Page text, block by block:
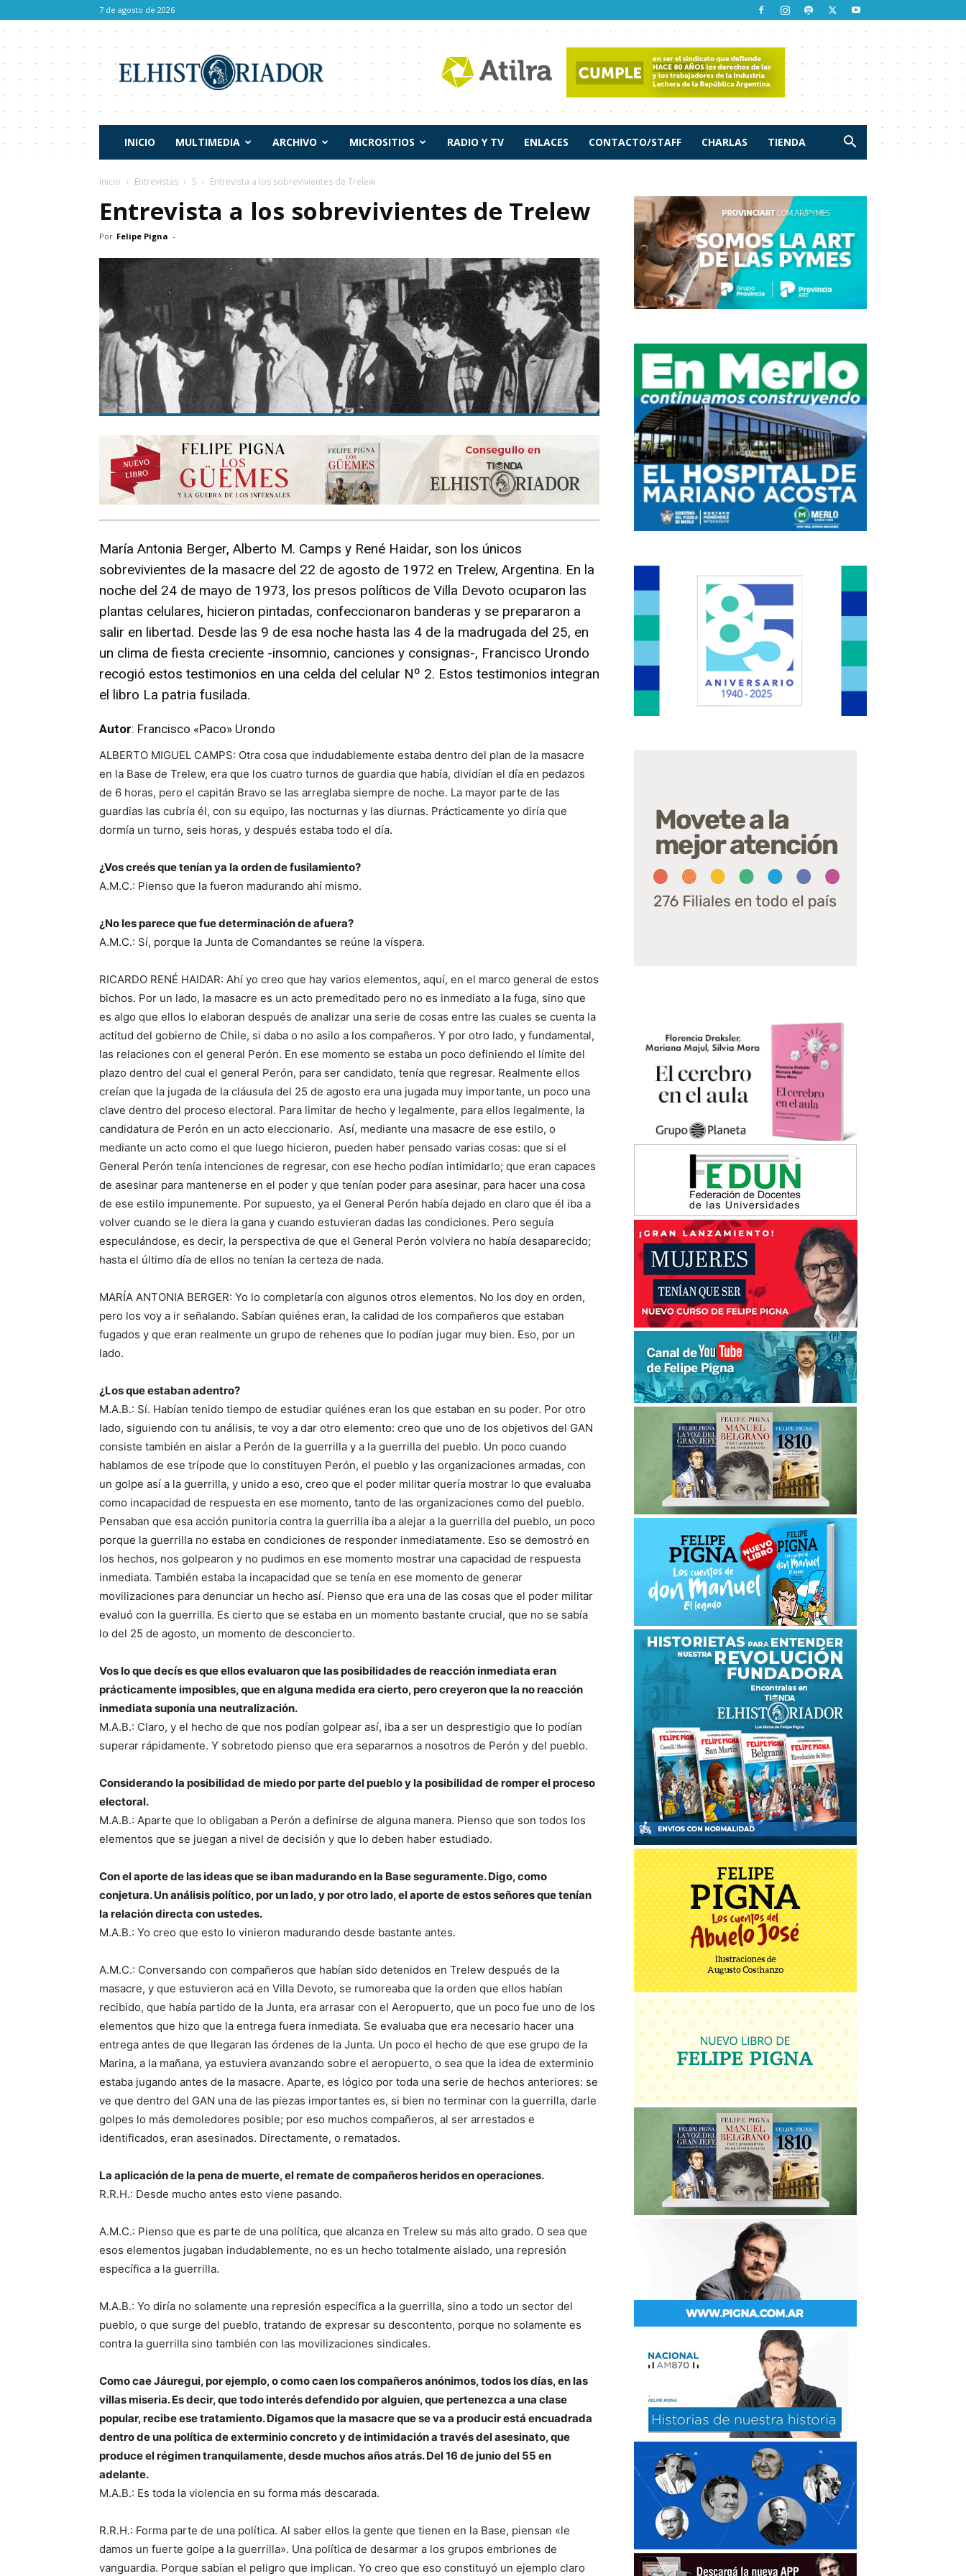
7 de agosto de 2026
Historiador
INICIO MULTIMEDIA ARCHIVO MICROSITIOS RADIO Y TV ENLACES CONTACTO/STAFF CHARLAS TIENDA
Inicio Entrevistas S Entrevista a los sobrevivientes de Trelew
Entrevista a los sobrevivientes de Trelew
Por Felipe Pigna -
María Antonia Berger, Alberto M. Camps y René Haidar, son los únicos
sobrevivientes de la masacre del 22 de agosto de 1972 en Trelew, Argentina. En la
noche del 24 de mayo de 1973, los presos políticos de Villa Devoto ocuparon las
plantas celulares, hicieron pintadas, confeccionaron banderas y se prepararon a
salir en libertad. Desde las 9 de esa noche hasta las 4 de la madrugada del 25, en
un clima de fiesta creciente -insomnio, canciones y consignas-, Francisco Urondo
recogió estos testimonios en una celda del celular Nº 2. Estos testimonios integran
el libro La patria fusilada.
Autor: Francisco «Paco» Urondo
ALBERTO MIGUEL CAMPS: Otra cosa que indudablemente estaba dentro del plan de la masacre
en la Base de Trelew, era que los cuatro turnos de guardia que había, dividían el día en pedazos
de 6 horas, pero el capitán Bravo se las arreglaba siempre de noche. La mayor parte de las
guardias las cubría él, con su equipo, las nocturnas y las diurnas. Prácticamente yo diría que
dormía un turno, seis horas, y después estaba todo el día.
¿Vos creés que tenían ya la orden de fusilamiento?
A.M.C.: Pienso que la fueron madurando ahí mismo.
¿No les parece que fue determinación de afuera?
A.M.C.: Sí, porque la Junta de Comandantes se reúne la víspera.
RICARDO RENÉ HAIDAR: Ahí yo creo que hay varios elementos, aquí, en el marco general de estos
bichos. Por un lado, la masacre es un acto premeditado pero no es inmediato a la fuga, sino que
es algo que ellos lo elaboran después de analizar una serie de cosas entre las cuales se cuenta la
actitud del gobierno de Chile, si daba o no asilo a los compañeros. Y por otro lado, y fundamental,
las relaciones con el general Perón. En ese momento se estaba un poco definiendo el límite del
plazo dentro del cual el general Perón, para ser candidato, tenía que regresar. Realmente ellos
creían que la jugada de la cláusula del 25 de agosto era una jugada muy importante, un poco una
clave dentro del proceso electoral. Para limitar de hecho y legalmente, para ellos legalmente, la
candidatura de Perón en un acto eleccionario. Así, mediante una masacre de ese estilo, o
mediante un acto como el que luego hicieron, pueden haber pensado varias cosas: que si el
General Perón tenía intenciones de regresar, con ese hecho podían intimidarlo; que eran capaces
de asesinar para mantenerse en el poder y que tenían poder para asesinar, para hacer una cosa
de ese estilo impunemente. Por supuesto, ya el General Perón había dejado en claro que él iba a
volver cuando se le diera la gana y cuando estuvieran dadas las condiciones. Pero seguía
especulándose, es decir, la perspectiva de que el General Perón volviera no había desaparecido;
hasta el último día de ellos no tenían la certeza de nada.
MARÍA ANTONIA BERGER: Yo lo completaría con algunos otros elementos. No los doy en orden,
pero los voy a ir señalando. Sabían quiénes eran, la calidad de los compañeros que estaban
fugados y que eran realmente un grupo de rehenes que lo podían jugar muy bien. Eso, por un
lado.
¿Los que estaban adentro?
M.A.B.: Sí. Habían tenido tiempo de estudiar quiénes eran los que estaban en su poder. Por otro
lado, siguiendo con tu análisis, te voy a dar otro elemento: creo que uno de los objetivos del GAN
consiste también en aislar a Perón de la guerrilla y a la guerrilla del pueblo. Un poco cuando
hablamos de ese trípode que lo constituyen Perón, el pueblo y las organizaciones armadas, con
un golpe así a la guerrilla, y unido a eso, creo que el poder militar quería mostrar lo que evaluaba
como incapacidad de respuesta en ese momento, tanto de las organizaciones como del pueblo.
Pensaban que esa acción punitoria contra la guerrilla iba a alejar a la guerrilla del pueblo, un poco
porque la guerrilla no estaba en condiciones de responder inmediatamente. Eso se demostró en
los hechos, nos golpearon y no pudimos en ese momento mostrar una capacidad de respuesta
inmediata. También estaba la incapacidad que se tenía en ese momento de generar
movilizaciones para denunciar un hecho así. Pienso que era una de las cosas que el poder militar
evaluó con la guerrilla. Es cierto que se estaba en un momento bastante crucial, que no se sabía
lo del 25 de agosto, un momento de desconcierto.
Vos lo que decís es que ellos evaluaron que las posibilidades de reacción inmediata eran
prácticamente imposibles, que en alguna medida era cierto, pero creyeron que la no reacción
inmediata suponía una neutralización.
M.A.B.: Claro, y el hecho de que nos podían golpear así, iba a ser un desprestigio que lo podían
superar rápidamente. Y sobretodo pienso que era separarnos a nosotros de Perón y del pueblo.
Considerando la posibilidad de miedo por parte del pueblo y la posibilidad de romper el proceso
electoral.
M.A.B.: Aparte que lo obligaban a Perón a definirse de alguna manera. Pienso que son todos los
elementos que se juegan a nivel de decisión y que lo deben haber estudiado.
Con el aporte de las ideas que se iban madurando en la Base seguramente. Digo, como
conjetura. Un análisis político, por un lado, y por otro lado, el aporte de estos señores que tenían
la relación directa con ustedes.
M.A.B.: Yo creo que esto lo vinieron madurando desde bastante antes.
A.M.C.: Conversando con compañeros que habían sido detenidos en Trelew después de la
masacre, y que estuvieron acá en Villa Devoto, se rumoreaba que la orden que ellos habían
recibido, que había partido de la Junta, era arrasar con el Aeropuerto, que un poco fue uno de los
elementos que hizo que la entrega fuera inmediata. Se evaluaba que era necesario hacer una
entrega antes de que llegaran las órdenes de la Junta. Un poco el hecho de que ese grupo de la
Marina, a la mañana, ya estuviera avanzando sobre el aeropuerto, o sea que la idea de exterminio
estaba jugando antes de la masacre. Aparte, es lógico por toda una serie de hechos anteriores: se
ve que dentro del GAN una de las piezas importantes es, si bien no terminar con la guerrilla, darle
golpes lo más demoledores posible; por eso muchos compañeros, al ser arrestados e
identificados, eran asesinados. Directamente, o rematados.
La aplicación de la pena de muerte, el remate de compañeros heridos en operaciones.
R.R.H.: Desde mucho antes esto viene pasando.
A.M.C.: Pienso que es parte de una política, que alcanza en Trelew su más alto grado. O sea que
esos elementos jugaban indudablemente, no es un hecho totalmente aislado, una represión
específica a la guerrilla.
M.A.B.: Yo diría no solamente una represión específica a la guerrilla, sino a todo un sector del
pueblo, o que surge del pueblo, tratando de expresar su descontento, porque no solamente es
contra la guerrilla sino también con las movilizaciones sindicales.
Como cae Jáuregui, por ejemplo, o como caen los compañeros anónimos, todos los días, en las
villas miseria. Es decir, que todo interés defendido por alguien, que pertenezca a una clase
popular, recibe ese tratamiento. Digamos que la masacre que se va a producir está encuadrada
dentro de una política de exterminio concreto y de intimidación a través del asesinato, que
produce el régimen tranquilamente, desde muchos años atrás. Del 16 de junio del 55 en
adelante.
M.A.B.: Es toda la violencia en su forma más descarada.
R.R.H.: Forma parte de una política. Al saber ellos la gente que tienen en la Base, piensan «le
damos un fuerte golpe a la guerrilla». Una política de desarmar a los grupos embriones de
vanguardia. Porque sabían el peligro que implican. Yo creo que eso constituyó un ejemplo claro